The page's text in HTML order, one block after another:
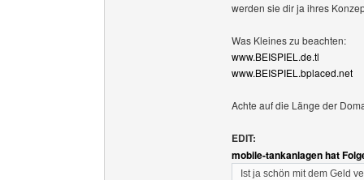
werden sie dir ja ihres
Was Kleines zu beachten:
www.BEISPIEL.de.tl
www.BEISPIEL.bplaced.net
Achte auf die Länge der
EDIT:
mobile-tankanlagen hat
Ist ja schön mit dem Geld